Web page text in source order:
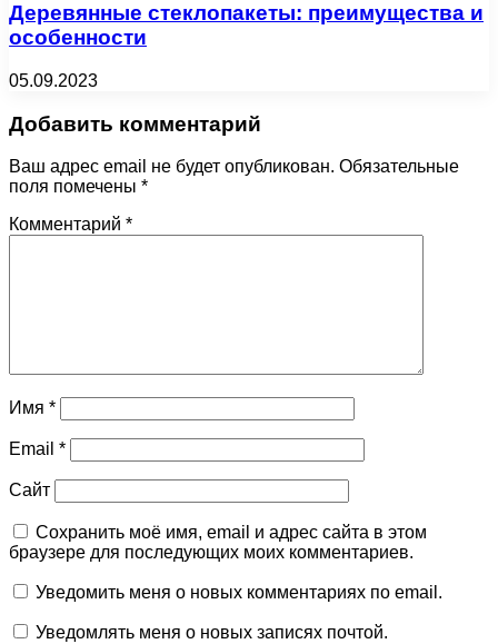
Деревянные стеклопакеты: преимущества и
особенности
05.09.2023
Добавить комментарий
Ваш адрес email не будет опубликован. Обязательные
поля помечены *
Комментарий *
Имя *
Email *
Сайт
Сохранить моё имя, email и адрес сайта в этом
браузере для последующих моих комментариев.
Уведомить меня о новых комментариях по email.
Уведомлять меня о новых записях почтой.